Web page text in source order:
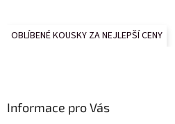
OBLÍBENÉ KOUSKY ZA NEJLEPŠÍ CENY
Informace pro Vás